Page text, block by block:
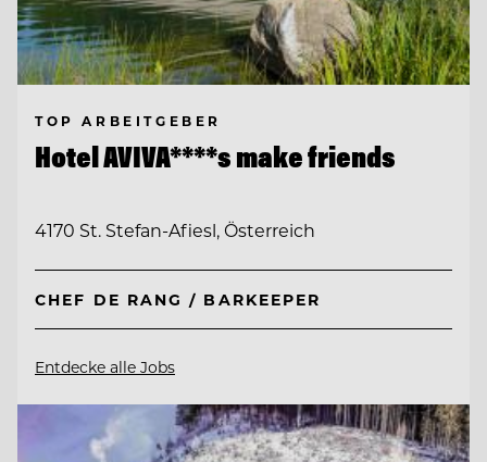
TOP ARBEITGEBER
Hotel AVIVA****s make friends
4170 St. Stefan-Afiesl, Österreich
CHEF DE RANG / BARKEEPER
Entdecke alle Jobs